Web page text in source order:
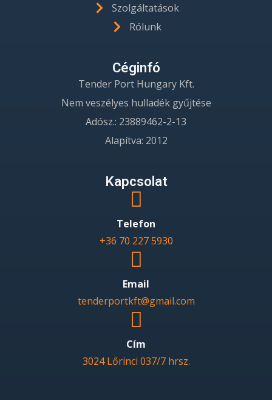
Szolgáltatások
Rólunk
Céginfó
Tender Port Hungary Kft.
Nem veszélyes hulladék gyűjtése
Adósz.: 23889462-2-13
Alapítva: 2012
Kapcsolat
Telefon
+36 70 227 5930
Email
tenderportkft@gmail.com
Cím
3024 Lőrinci 037/7 hrsz.